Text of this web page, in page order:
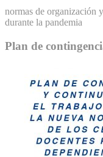
normas de organización
durante la pandemia
Plan de